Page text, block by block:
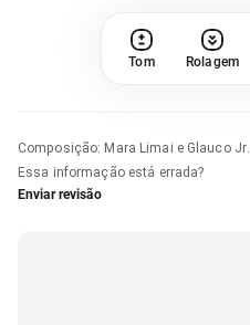
Tom Rolagem
Composição: Mara Limai e Glauco Jr.
Essa informação está errada?
Enviar revisão